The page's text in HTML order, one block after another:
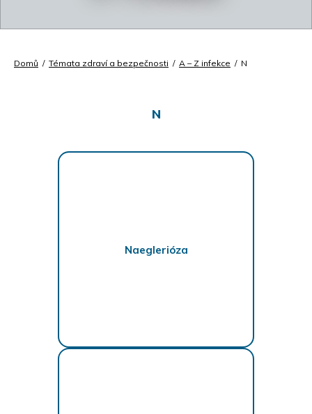
Domů / Témata zdraví a bezpečnosti / A – Z infekce / N
N
Naeglerióza